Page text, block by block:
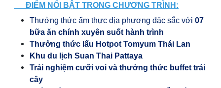
ĐIỂM NỔI BẬT TRONG CHƯƠNG TRÌNH:
Thưởng thức ẩm thực địa phương đặc sắc với 07
bữa ăn chính xuyên suốt hành trình
Thưởng thức lẩu Hotpot Tomyum Thái Lan
Khu du lịch Suan Thai Pattaya
Trải nghiệm cưỡi voi và thưởng thức buffet trái
cây